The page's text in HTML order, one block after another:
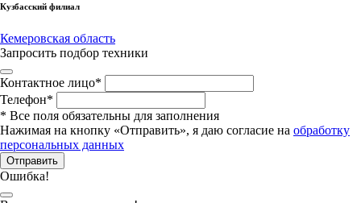
Кузбасский филиал
Кемеровская область
Запросить подбор техники
Контактное лицо*
Телефон*
* Все поля обязательны для заполнения
Нажимая на кнопку «Отправить», я даю согласие на обработку
персональных данных
Отправить
Ошибка!